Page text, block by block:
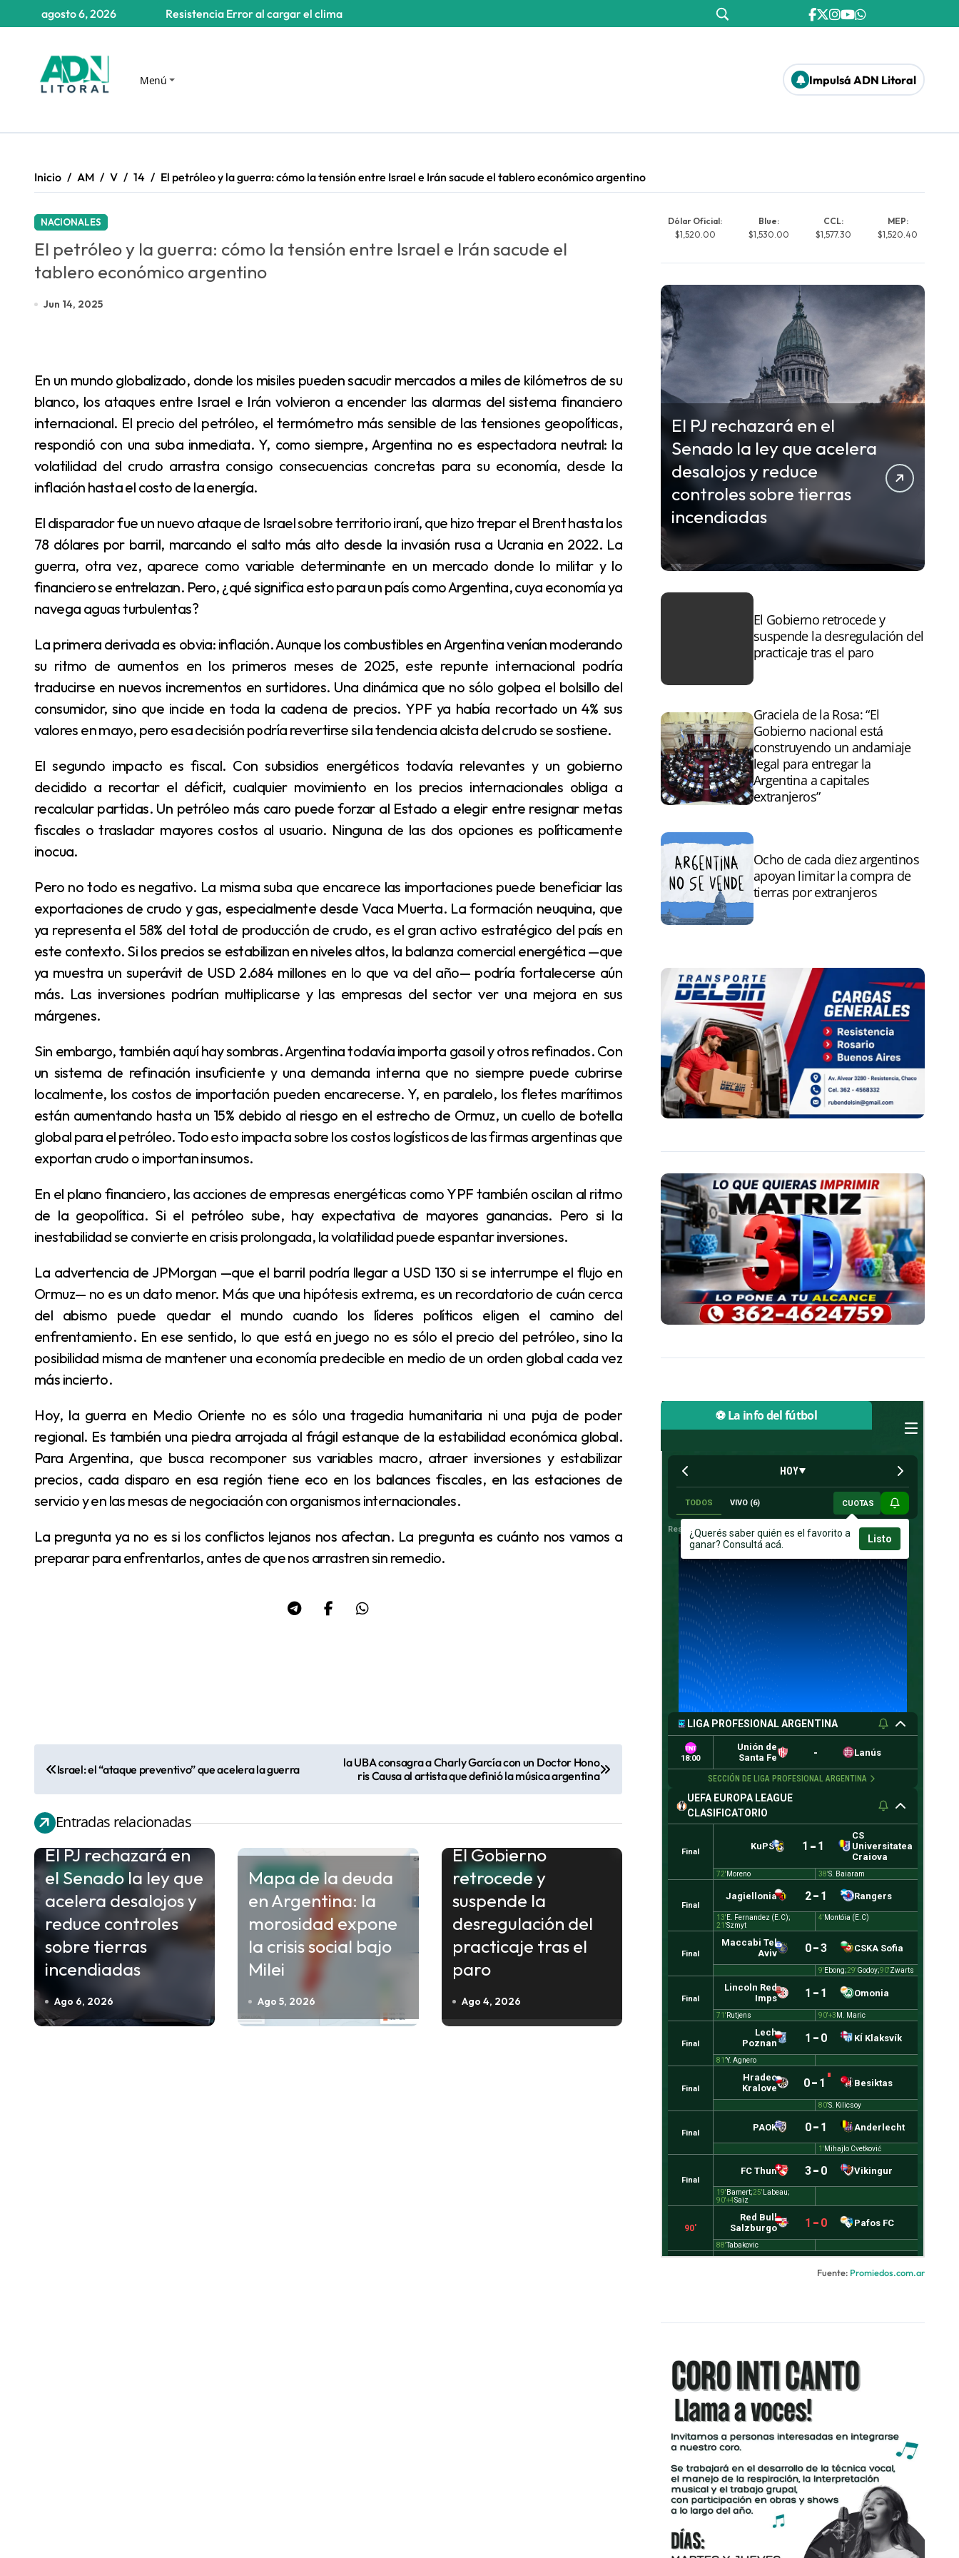
Resistencia Error al cargar el clima
agosto 6, 2026
Menú Impulsá ADN Litoral
Inicio AM V 14 El petróleo y la guerra: cómo la tensión entre Israel e Irán sacude el tablero económico argentino
NACIONALES
El petróleo y la guerra: cómo la tensión entre Israel e Irán sacude el
tablero económico argentino
Jun 14, 2025
En un mundo globalizado, donde los misiles pueden sacudir mercados a miles de kilómetros de su
blanco, los ataques entre Israel e Irán volvieron a encender las alarmas del sistema financiero
internacional. El precio del petróleo, el termómetro más sensible de las tensiones geopolíticas,
respondió con una suba inmediata. Y, como siempre, Argentina no es espectadora neutral: la
volatilidad del crudo arrastra consigo consecuencias concretas para su economía, desde la
inflación hasta el costo de la energía.
El disparador fue un nuevo ataque de Israel sobre territorio iraní, que hizo trepar el Brent hasta los
78 dólares por barril, marcando el salto más alto desde la invasión rusa a Ucrania en 2022. La
guerra, otra vez, aparece como variable determinante en un mercado donde lo militar y lo
financiero se entrelazan. Pero, ¿qué significa esto para un país como Argentina, cuya economía ya
navega aguas turbulentas?
La primera derivada es obvia: inflación. Aunque los combustibles en Argentina venían moderando
su ritmo de aumentos en los primeros meses de 2025, este repunte internacional podría
traducirse en nuevos incrementos en surtidores. Una dinámica que no sólo golpea el bolsillo del
consumidor, sino que incide en toda la cadena de precios. YPF ya había recortado un 4% sus
valores en mayo, pero esa decisión podría revertirse si la tendencia alcista del crudo se sostiene.
El segundo impacto es fiscal. Con subsidios energéticos todavía relevantes y un gobierno
decidido a recortar el déficit, cualquier movimiento en los precios internacionales obliga a
recalcular partidas. Un petróleo más caro puede forzar al Estado a elegir entre resignar metas
fiscales o trasladar mayores costos al usuario. Ninguna de las dos opciones es políticamente
inocua.
Pero no todo es negativo. La misma suba que encarece las importaciones puede beneficiar las
exportaciones de crudo y gas, especialmente desde Vaca Muerta. La formación neuquina, que
ya representa el 58% del total de producción de crudo, es el gran activo estratégico del país en
este contexto. Si los precios se estabilizan en niveles altos, la balanza comercial energética —que
ya muestra un superávit de USD 2.684 millones en lo que va del año— podría fortalecerse aún
más. Las inversiones podrían multiplicarse y las empresas del sector ver una mejora en sus
márgenes.
Sin embargo, también aquí hay sombras. Argentina todavía importa gasoil y otros refinados. Con
un sistema de refinación insuficiente y una demanda interna que no siempre puede cubrirse
localmente, los costos de importación pueden encarecerse. Y, en paralelo, los fletes marítimos
están aumentando hasta un 15% debido al riesgo en el estrecho de Ormuz, un cuello de botella
global para el petróleo. Todo esto impacta sobre los costos logísticos de las firmas argentinas que
exportan crudo o importan insumos.
En el plano financiero, las acciones de empresas energéticas como YPF también oscilan al ritmo
de la geopolítica. Si el petróleo sube, hay expectativa de mayores ganancias. Pero si la
inestabilidad se convierte en crisis prolongada, la volatilidad puede espantar inversiones.
La advertencia de JPMorgan —que el barril podría llegar a USD 130 si se interrumpe el flujo en
Ormuz— no es un dato menor. Más que una hipótesis extrema, es un recordatorio de cuán cerca
del abismo puede quedar el mundo cuando los líderes políticos eligen el camino del
enfrentamiento. En ese sentido, lo que está en juego no es sólo el precio del petróleo, sino la
posibilidad misma de mantener una economía predecible en medio de un orden global cada vez
más incierto.
Hoy, la guerra en Medio Oriente no es sólo una tragedia humanitaria ni una puja de poder
regional. Es también una piedra arrojada al frágil estanque de la estabilidad económica global.
Para Argentina, que busca recomponer sus variables macro, atraer inversiones y estabilizar
precios, cada disparo en esa región tiene eco en los balances fiscales, en las estaciones de
servicio y en las mesas de negociación con organismos internacionales.
La pregunta ya no es si los conflictos lejanos nos afectan. La pregunta es cuánto nos vamos a
preparar para enfrentarlos, antes de que nos arrastren sin remedio.
a
v
e
g
a
i
e
Israel: el “ataque preventivo” que acelera la guerra
la UBA consagra a Charly García con un Doctor Hono
ris Causa al artista que definió la música argentina
Entradas relacionadas
NACIONALES
El PJ rechazará en
el Senado la ley que
acelera desalojos y
reduce controles
sobre tierras
incendiadas
Ago 6, 2026
ECONOMIA
Mapa de la deuda
en Argentina: la
morosidad expone
la crisis social bajo
Milei
Ago 5, 2026
NACIONALES
El Gobierno
retrocede y
suspende la
desregulación del
practicaje tras el
paro
Ago 4, 2026
Dólar Oficial:
$1,520.00
Blue:
$1,530.00
CCL:
$1,577.30
MEP:
$1,520.40
El PJ rechazará en el
Senado la ley que acelera
desalojos y reduce
controles sobre tierras
incendiadas
El Gobierno retrocede y
suspende la desregulación del
practicaje tras el paro
Graciela de la Rosa: “El
Gobierno nacional está
construyendo un andamiaje
legal para entregar la
Argentina a capitales
extranjeros”
Ocho de cada diez argentinos
apoyan limitar la compra de
tierras por extranjeros
⚽ La info del fútbol
Fuente: Promiedos.com.ar